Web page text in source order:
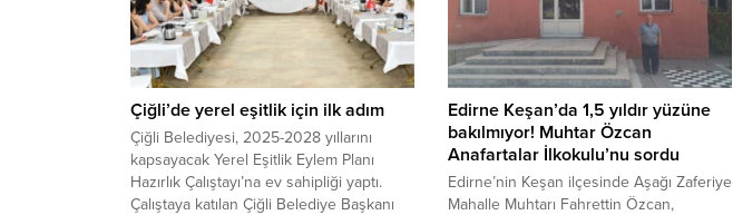
teknikeri olarak çalışan Ünal Kılıç, özel
hastanelerin fahiş muayene...
değerlendirme toplantıları tamamlandı.
Gıda ve Kontrol Genel...
Çiğli’de yerel eşitlik için ilk adım
Çiğli Belediyesi, 2025-2028 yıllarını
kapsayacak Yerel Eşitlik Eylem Planı
Hazırlık Çalıştayı’na ev sahipliği yaptı.
Çalıştaya katılan Çiğli Belediye Başkanı
Edirne Keşan’da 1,5 yıldır yüzüne
bakılmıyor! Muhtar Özcan
Anafartalar İlkokulu’nu sordu
Edirne’nin Keşan ilçesinde Aşağı Zaferiye
Mahalle Muhtarı Fahrettin Özcan,